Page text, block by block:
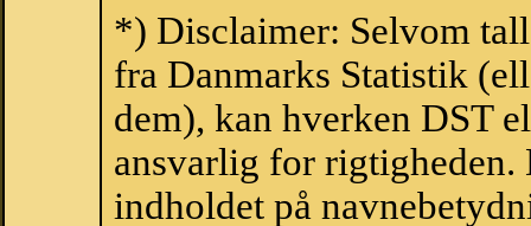
*) Disclaimer: Selvom
fra Danmarks Statistik
dem), kan hverken DST
ansvarlig for
indholdet på